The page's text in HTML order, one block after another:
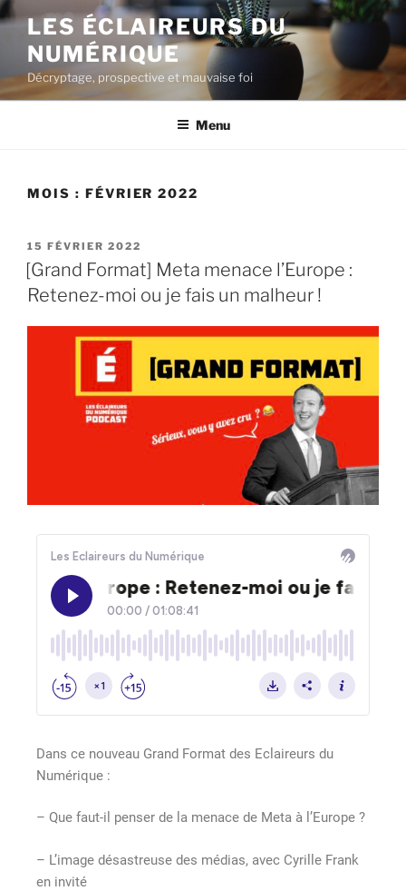
LES ÉCLAIREURS DU
NUMÉRIQUE
Décryptage, prospective et mauvaise foi
Menu
MOIS : FÉVRIER 2022
15 FÉVRIER 2022
[Grand Format] Meta menace l’Europe :
Retenez-moi ou je fais un malheur !
Dans ce nouveau Grand Format des Eclaireurs du
Numérique :
– Que faut-il penser de la menace de Meta à l’Europe ?
– L’image désastreuse des médias, avec Cyrille Frank
en invité